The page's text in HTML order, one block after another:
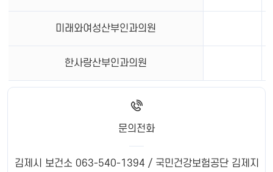
미래와여성산부인과의원
한사랑산부인과의원
문의전화
김제시 보건소 063-540-1394 / 국민건강보험공단 김제지